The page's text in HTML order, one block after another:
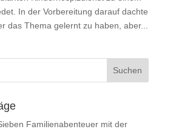
In der Vorbereitung darauf dachte
das Thema gelernt zu haben, aber...
Familienabenteuer mit der